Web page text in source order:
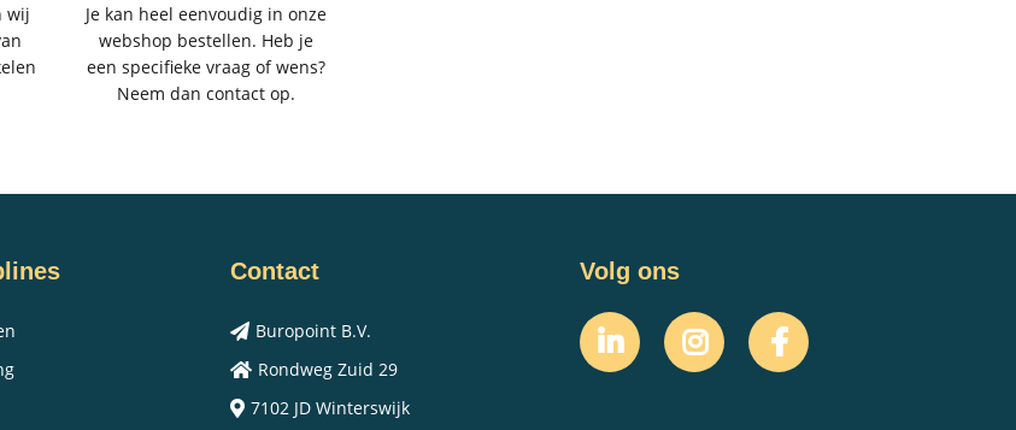
wij
Je kan heel eenvoudig in onze
webshop bestellen. Heb je
een specifieke vraag of wens?
Neem dan contact op.
Contact
Buropoint B.V.
Rondweg Zuid 29
7102 JD Winterswijk
Volg ons